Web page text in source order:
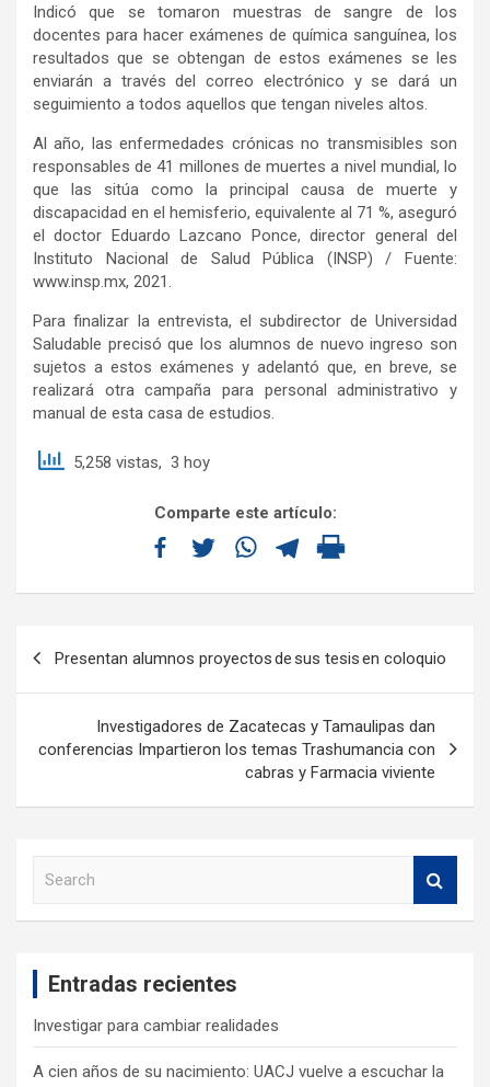
Indicó que se tomaron muestras de sangre de los
docentes para hacer exámenes de química sanguínea, los
resultados que se obtengan de estos exámenes se les
enviarán a través del correo electrónico y se dará un
seguimiento a todos aquellos que tengan niveles altos.
Al año, las enfermedades crónicas no transmisibles son
responsables de 41 millones de muertes a nivel mundial, lo
que las sitúa como la principal causa de muerte y
discapacidad en el hemisferio, equivalente al 71 %, aseguró
el doctor Eduardo Lazcano Ponce, director general del
Instituto Nacional de Salud Pública (INSP) / Fuente:
www.insp.mx, 2021.
Para finalizar la entrevista, el subdirector de Universidad
Saludable precisó que los alumnos de nuevo ingreso son
sujetos a estos exámenes y adelantó que, en breve, se
realizará otra campaña para personal administrativo y
manual de esta casa de estudios.
5,258 vistas, 3 hoy
Comparte este artículo:
Presentan alumnos proyectos de sus tesis en coloquio
Investigadores de Zacatecas y Tamaulipas dan
conferencias Impartieron los temas Trashumancia con
cabras y Farmacia viviente
Entradas recientes
Investigar para cambiar realidades
A cien años de su nacimiento: UACJ vuelve a escuchar la